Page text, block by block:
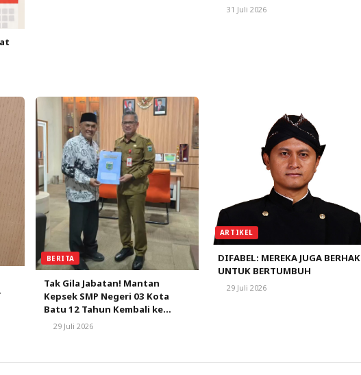
31 Juli 2026
BERITA
Tak Gila Jabatan! Mantan
Kepsek SMP Negeri 03 Kota
Batu 12 Tahun Kembali ke
Kelas: Guru Itu Pengabdian.
29 Juli 2026
ARTIKEL
DIFABEL: MEREKA JUGA BERHAK
UNTUK BERTUMBUH
29 Juli 2026